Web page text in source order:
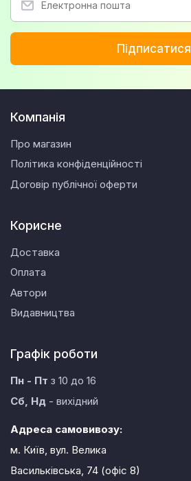
Підписатися
Компанія
Про магазин
Політика конфіденційності
Договір публічної оферти
Корисне
Доставка
Оплата
Автори
Видавництва
Графік роботи
Пн - Пт з 10 до 16
Сб, Нд - вихідний
Адреса самовивозу:
м. Київ, вул. Велика
Васильківська, 74 (офіс 8)